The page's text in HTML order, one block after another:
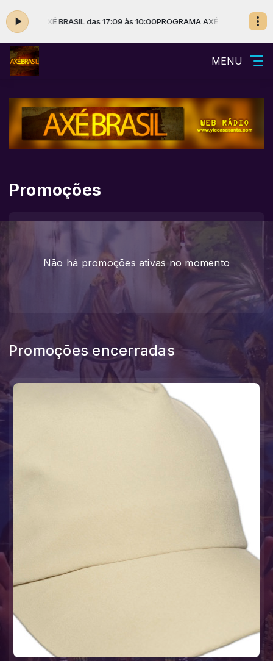
com AXÉ BRASIL das 17:09 às 10:00PROGRAMA AXÉ BRASIL - YLE
MENU
Promoções
Não há promoções ativas no momento
Promoções encerradas